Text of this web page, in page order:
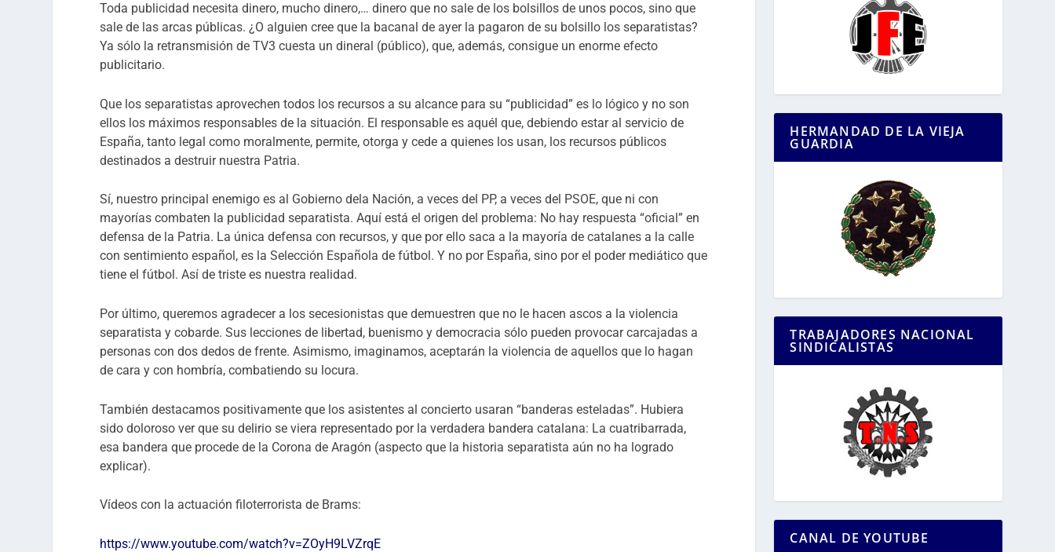
Toda publicidad necesita dinero, mucho dinero,… dinero que no sale de los bolsillos de unos pocos, sino que
sale de las arcas públicas. ¿O alguien cree que la bacanal de ayer la pagaron de su bolsillo los separatistas?
Ya sólo la retransmisión de TV3 cuesta un dineral (público), que, además, consigue un enorme efecto
publicitario.
Que los separatistas aprovechen todos los recursos a su alcance para su “publicidad” es lo lógico y no son
ellos los máximos responsables de la situación. El responsable es aquél que, debiendo estar al servicio de
España, tanto legal como moralmente, permite, otorga y cede a quienes los usan, los recursos públicos
destinados a destruir nuestra Patria.
Sí, nuestro principal enemigo es al Gobierno dela Nación, a veces del PP, a veces del PSOE, que ni con
mayorías combaten la publicidad separatista. Aquí está el origen del problema: No hay respuesta “oficial” en
defensa de la Patria. La única defensa con recursos, y que por ello saca a la mayoría de catalanes a la calle
con sentimiento español, es la Selección Española de fútbol. Y no por España, sino por el poder mediático que
tiene el fútbol. Así de triste es nuestra realidad.
Por último, queremos agradecer a los secesionistas que demuestren que no le hacen ascos a la violencia
separatista y cobarde. Sus lecciones de libertad, buenismo y democracia sólo pueden provocar carcajadas a
personas con dos dedos de frente. Asimismo, imaginamos, aceptarán la violencia de aquellos que lo hagan
de cara y con hombría, combatiendo su locura.
También destacamos positivamente que los asistentes al concierto usaran “banderas esteladas”. Hubiera
sido doloroso ver que su delirio se viera representado por la verdadera bandera catalana: La cuatribarrada,
esa bandera que procede de la Corona de Aragón (aspecto que la historia separatista aún no ha logrado
explicar).
Vídeos con la actuación filoterrorista de Brams:
https://www.youtube.com/watch?v=ZOyH9LVZrqE
HERMANDAD DE LA VIEJA
GUARDIA
TRABAJADORES NACIONAL
SINDICALISTAS
CANAL DE YOUTUBE